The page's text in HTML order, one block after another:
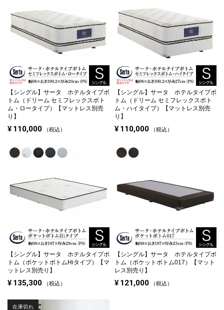
海外ブランド
サータ テンピュール
マットレス一覧を見る
ご利用ガイド 会社概要
特定商取引法に基づく表記 プライバシーポリシー
マイページ
【シングル】 サータ ホテルタイプボ
トム（ドリーム セミフレックスボト
ム・ロータイプ）【マットレス別売
り】
¥ 110,000 税込
【シングル】 サータ ホテルタイプボ
トム（ドリーム セミフレックスボト
ム・ハイタイプ）【マットレス別売
り】
¥ 110,000 税込
【シングル】 サータ ホテルタイプボ
トム（ポケットボトムHiタイプ）【マ
ットレス別売り】
¥ 135,300 税込
【シングル】 サータ ホテルタイプボ
トム（ポケットボトム017）【マット
レス別売り】
¥ 121,000 税込
在庫切れ